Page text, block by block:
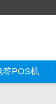
签POS机